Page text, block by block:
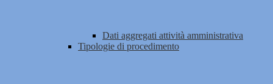
Dati aggregati attività amministrativa
Tipologie di procedimento